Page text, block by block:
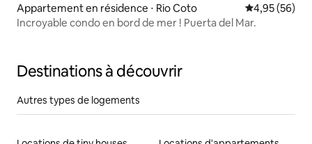
Appartement en résidence ⋅ Rio Coto Évaluation
4,95 (56)
Incroyable condo en bord de mer ! Puerta del Mar.
Destinations à découvrir
Autres types de logements